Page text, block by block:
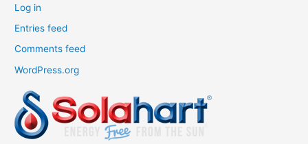
Log in
Entries feed
Comments feed
WordPress.org